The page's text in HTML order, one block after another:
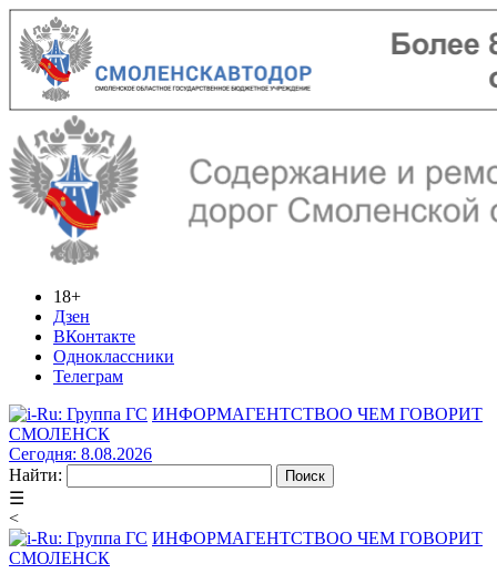
18+
Дзен
ВКонтакте
Одноклассники
Телеграм
ИНФОРМАГЕНТСТВОО ЧЕМ ГОВОРИТ
СМОЛЕНСК
Сегодня: 8.08.2026
Найти:
☰
<
ИНФОРМАГЕНТСТВОО ЧЕМ ГОВОРИТ
СМОЛЕНСК